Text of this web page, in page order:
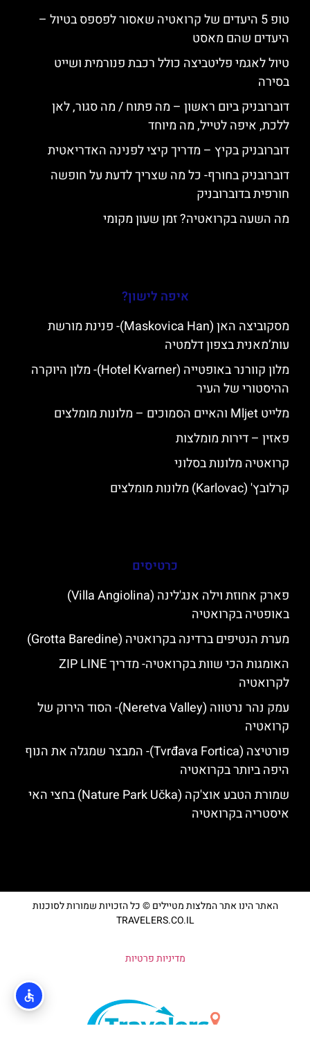
טופ 5 היעדים של קרואטיה שאסור לפספס בטיול –
היעדים שהם מאסט
טיול לאגמי פליטביצה כולל רכבת פנורמית ושייט
בסירה
דוברובניק ביום ראשון – מה פתוח / מה סגור, לאן
ללכת, איפה לטייל, מה מיוחד
דוברובניק בקיץ – מדריך קיצי לפנינה האדריאטית
דוברובניק בחורף- כל מה שצריך לדעת על חופשה
חורפית בדוברובניק
מה השעה בקרואטיה? זמן שעון מקומי
איפה לישון?
מסקוביצה האן (Maskovica Han)- פנינת מורשת
עות’מאנית בצפון דלמטיה
מלון קוורנר באופטייה (Hotel Kvarner)- מלון היוקרה
ההיסטורי של העיר
מלייט Mljet והאיים הסמוכים – מלונות מומלצים
פאזין – דירות מומלצות
קרואטיה מלונות בסלוני
קרלובץ' (Karlovac) מלונות מומלצים
כרטיסים
פארק אחוזת וילה אנג'לינה (Villa Angiolina)
באופטיה בקרואטיה
מערת הנטיפים ברדינה בקרואטיה (Grotta Baredine)
האומגות הכי שוות בקרואטיה- מדריך ZIP LINE
לקרואטיה
עמק נהר נרטווה (Neretva Valley)- הסוד הירוק של
קרואטיה
פורטיצה (Tvrđava Fortica)- המבצר שמגלה את הנוף
היפה ביותר בקרואטיה
שמורת הטבע אוצ'קה (Nature Park Učka) בחצי האי
איסטריה בקרואטיה
האתר הינו אתר המלצות מטיילים © כל הזכויות שמורות לסוכנות
TRAVELERS.CO.IL
מדיניות פרטיות